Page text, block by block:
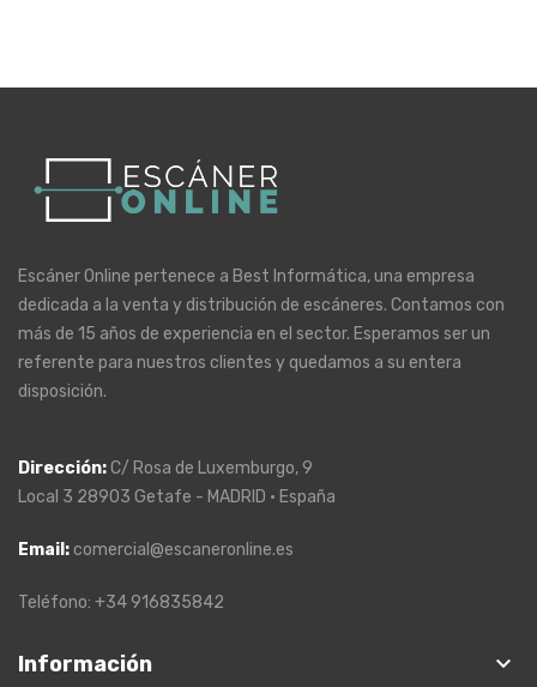
Escáner Online pertenece a Best Informática, una empresa
dedicada a la venta y distribución de escáneres. Contamos con
más de 15 años de experiencia en el sector. Esperamos ser un
referente para nuestros clientes y quedamos a su entera
disposición.
Dirección:C/ Rosa de Luxemburgo, 9
Local 3 28903 Getafe - MADRID · España
Email: comercial@escaneronline.es
Teléfono: +34 916835842
Información keyboard_arrow_down